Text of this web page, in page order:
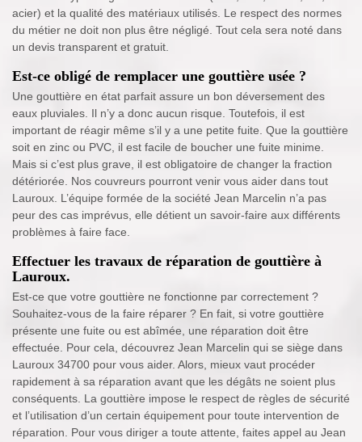
acier) et la qualité des matériaux utilisés. Le respect des normes
du métier ne doit non plus être négligé. Tout cela sera noté dans
un devis transparent et gratuit.
Est-ce obligé de remplacer une gouttière usée ?
Une gouttière en état parfait assure un bon déversement des
eaux pluviales. Il n’y a donc aucun risque. Toutefois, il est
important de réagir même s’il y a une petite fuite. Que la gouttière
soit en zinc ou PVC, il est facile de boucher une fuite minime.
Mais si c’est plus grave, il est obligatoire de changer la fraction
détériorée. Nos couvreurs pourront venir vous aider dans tout
Lauroux. L’équipe formée de la société Jean Marcelin n’a pas
peur des cas imprévus, elle détient un savoir-faire aux différents
problèmes à faire face.
Effectuer les travaux de réparation de gouttière à
Lauroux.
Est-ce que votre gouttière ne fonctionne par correctement ?
Souhaitez-vous de la faire réparer ? En fait, si votre gouttière
présente une fuite ou est abîmée, une réparation doit être
effectuée. Pour cela, découvrez Jean Marcelin qui se siège dans
Lauroux 34700 pour vous aider. Alors, mieux vaut procéder
rapidement à sa réparation avant que les dégâts ne soient plus
conséquents. La gouttière impose le respect de règles de sécurité
et l’utilisation d’un certain équipement pour toute intervention de
réparation. Pour vous diriger a toute attente, faites appel au Jean